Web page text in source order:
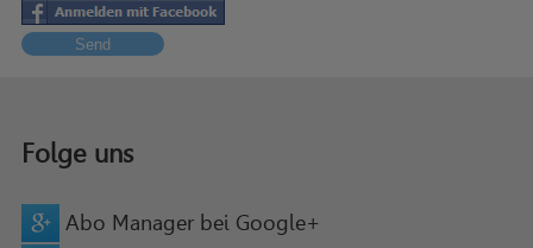
Send
Folge uns
Abo Manager bei Google+